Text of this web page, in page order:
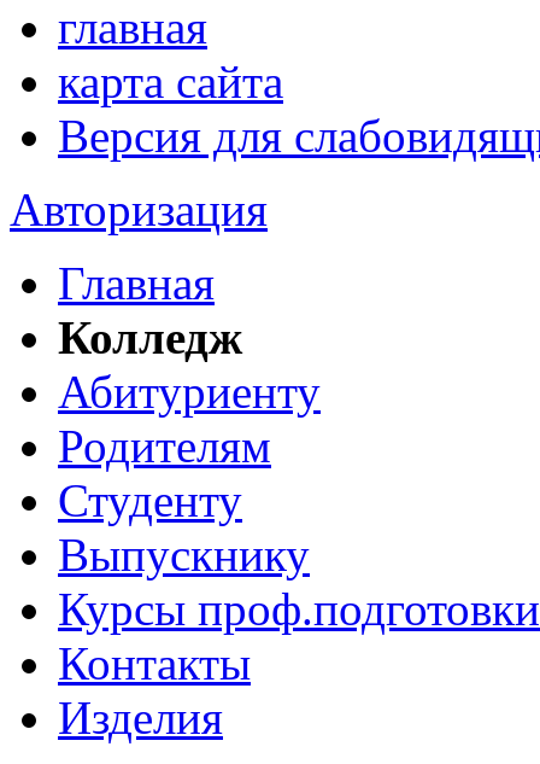
главная
карта сайта
Версия для
Авторизация
Главная
Колледж
Абитуриенту
Родителям
Студенту
Выпускнику
Курсы проф.подготовки
Контакты
Изделия